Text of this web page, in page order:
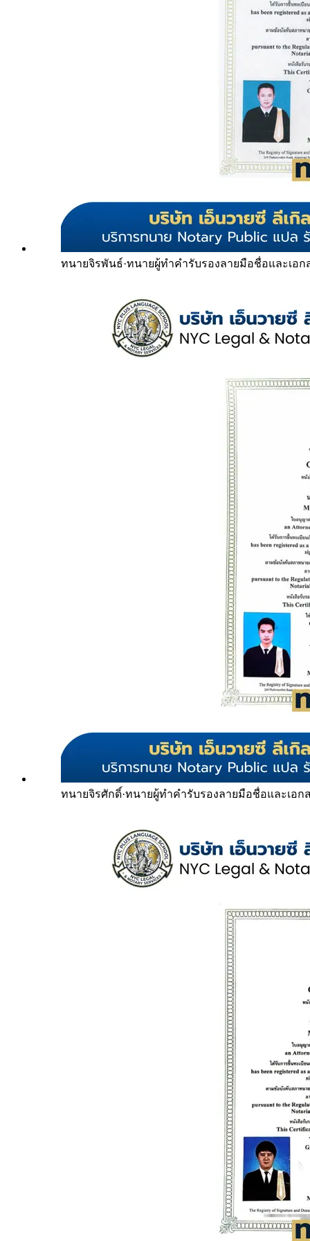
ทนายจิรพันธ์·ทนายผู้ทำคำรับรองลายมือชื่อและเอก
ทนายจิรศักดิ์·ทนายผู้ทำคำรับรองลายมือชื่อและเอก